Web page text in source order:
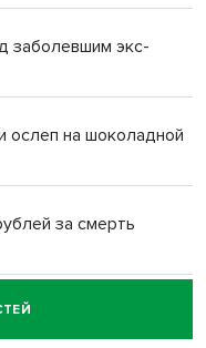
заболевшим экс-
ослеп на шоколадной
за смерть
за смерть